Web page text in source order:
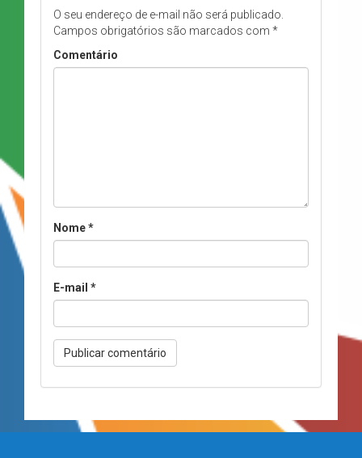
O seu endereço de e-mail não será publicado.
Campos obrigatórios são marcados com *
Comentário
Nome*
E-mail *